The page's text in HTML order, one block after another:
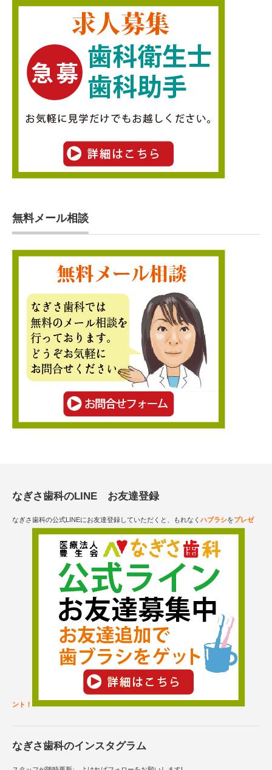
無料メール相談
なぎさ歯科のLINE お友達登録
なぎさ歯科の公式LINEにお友達登録していただくと、もれなく ハブラシをプレゼ
ント！
なぎさ歯科のインスタグラム